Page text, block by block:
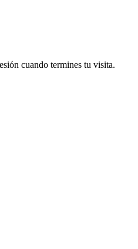
cuando termines tu visita.